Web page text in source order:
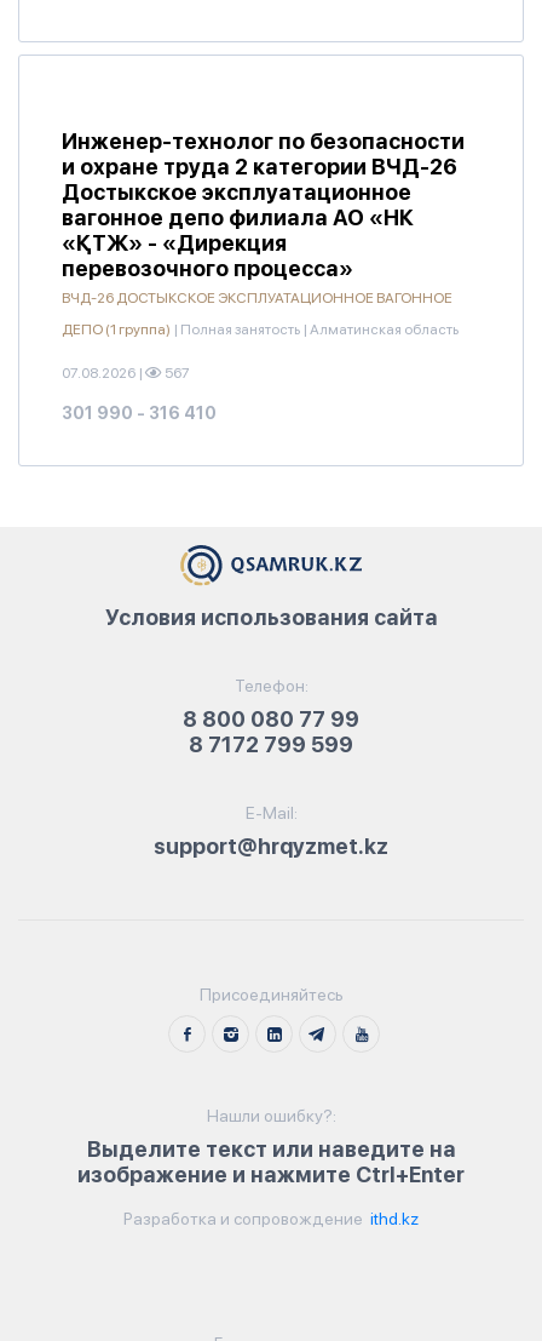
Инженер-технолог по безопасности
и охране труда 2 категории ВЧД-26
Достыкское эксплуатационное
вагонное депо филиала АО «НК
«ҚТЖ» - «Дирекция
перевозочного процесса»
ВЧД-26 ДОСТЫКСКОЕ ЭКСПЛУАТАЦИОННОЕ ВАГОННОЕ
ДЕПО (1 группа) | Полная занятость | Алматинская область
07.08.2026 | 567
301 990 - 316 410
Телефон:
8 800 080 77 99
8 7172 799 599
E-Mail:
support@hrqyzmet.kz
Условия использования сайта
Присоединяйтесь
Нашли ошибку?:
Выделите текст или наведите на
изображение и нажмите Ctrl+Enter
Разработка и сопровождение ithd.kz